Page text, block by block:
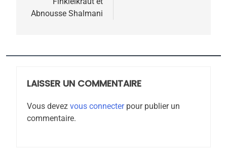
Abnousse Shalmani
LAISSER UN COMMENTAIRE
Vous devez vous connecterpour publier un
commentaire.
rapport d’ADL contre
FRANCE ISRAÉL
FIÈRE, DIGNE ET RÉSILIENTE :
MA JUDAÏTE par Thérèse
ISRAÉL JUDAISME
7